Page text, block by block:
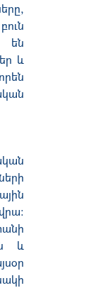
,
բուն
են
և
վրա։
և